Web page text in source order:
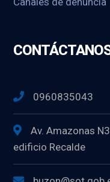
0960835043
Av. Amazonas
edificio Recalde